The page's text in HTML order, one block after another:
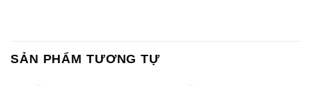
SẢN PHẨM TƯƠNG TỰ